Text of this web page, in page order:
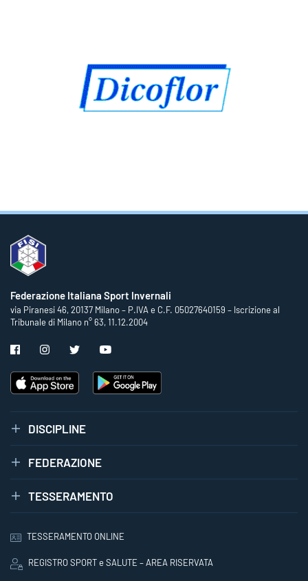
Federazione Italiana Sport Invernali
via Piranesi 46, 20137 Milano – P.IVA e C.F. 05027640159 – Iscrizione al
Tribunale di Milano n° 63, 11.12.2004
DISCIPLINE
FEDERAZIONE
TESSERAMENTO
TESSERAMENTO ONLINE
REGISTRO SPORT e SALUTE – AREA RISERVATA